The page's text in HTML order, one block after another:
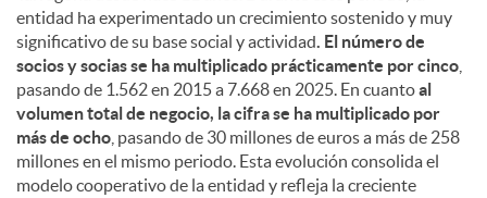
entidad ha experimentado un crecimiento sostenido y muy
significativo de su base social y actividad. El número de
socios y socias se ha multiplicado prácticamente por cinco
pasando de 1.562 en 2015 a 7.668 en 2025. En cuantoal
volumen total de negocio, la cifra se ha multiplicado por
más de ocho , pasando de 30 millones de euros a más de 258
millones en el mismo periodo. Esta evolución consolida el
modelo cooperativo de la entidad y refleja la creciente